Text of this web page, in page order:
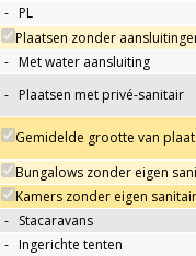
- PL
Plaatsen zonder
- Met water aansluiting
- Plaatsen met privé-sanitair
Gemidelde grootte van
Bungalows zonder eigen
Kamers zonder eigen sanitair
- Stacaravans
- Ingerichte tenten